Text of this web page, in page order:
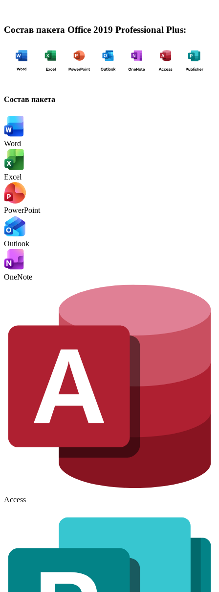
Состав пакета Office 2019 Professional Plus:
Состав пакета
Word
Excel
PowerPoint
Outlook
OneNote
Access